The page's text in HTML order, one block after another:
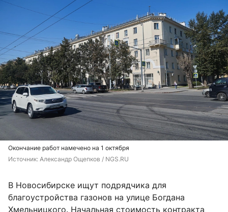
Окончание работ намечено на 1 октября
Источник: Александр Ощепков / NGS.RU
В Новосибирске ищут подрядчика для
благоустройства газонов на улице Богдана
Хмельницкого. Начальная стоимость контракта